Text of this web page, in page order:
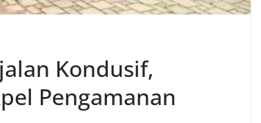
Kondusif,
Pengamanan